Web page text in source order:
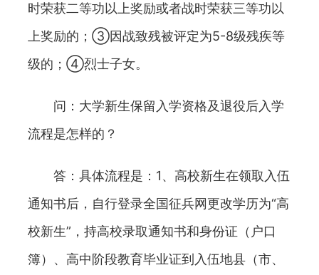
时荣获二等功以上奖励或者战时荣获三等功以
上奖励的；③因战致残被评定为5-8级残疾等
级的；④烈士子女。
问：大学新生保留入学资格及退役后入学
流程是怎样的？
答：具体流程是：1、高校新生在领取入伍
通知书后，自行登录全国征兵网更改学历为“高
校新生”，持高校录取通知书和身份证（户口
簿）、高中阶段教育毕业证到入伍地县（市、